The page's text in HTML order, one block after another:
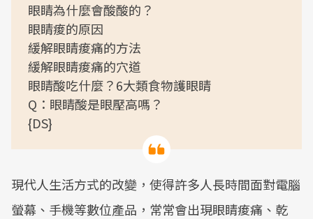
眼睛為什麼會酸酸的？
眼睛痠的原因
緩解眼睛痠痛的方法
緩解眼睛痠痛的穴道
眼睛酸吃什麼？6大類食物護眼睛
Q：眼睛酸是眼壓高嗎？
{DS}
現代人生活方式的改變，使得許多人長時間面對電腦
螢幕、手機等數位產品，常常會出現眼睛痠痛、乾